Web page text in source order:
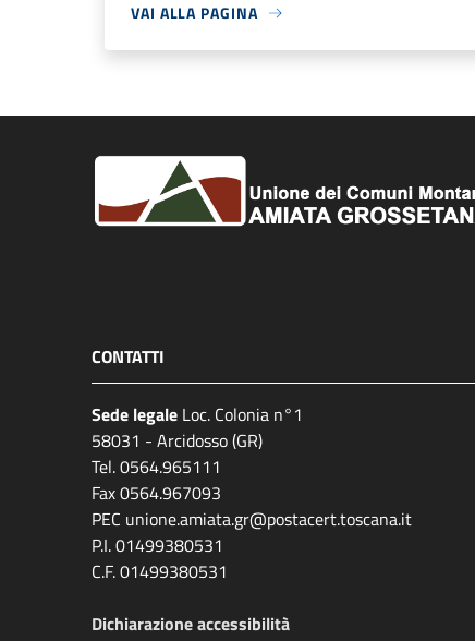
VAI ALLA PAGINA
CONTATTI
Sede legale Loc. Colonia n°1
58031 - Arcidosso (GR)
Tel. 0564.965111
Fax 0564.967093
PEC unione.amiata.gr@postacert.toscana.it
P.I. 01499380531
C.F. 01499380531
Dichiarazione accessibilità